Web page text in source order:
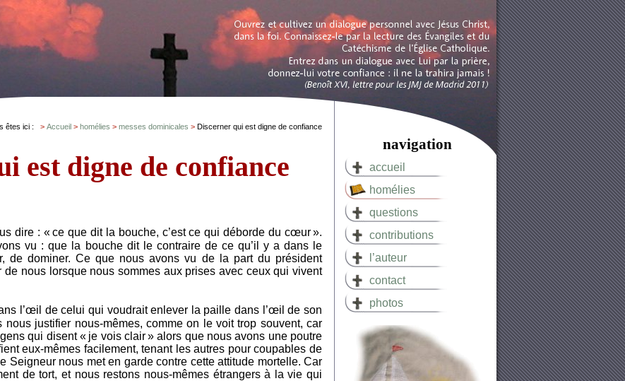
êtes ici : Accueil homélies messes dominicales Discerner qui est digne de confiance
est digne de confiance
dire : « ce que dit la bouche, c’est ce qui déborde du cœur ».
vu : que la bouche dit le contraire de ce qu’il y a dans le
de dominer. Ce que nous avons vu de la part du président
nous lorsque nous sommes aux prises avec ceux qui vivent
l’œil de celui qui voudrait enlever la paille dans l’œil de son
justifier nous-mêmes, comme on le voit trop souvent, car
qui disent « je vois clair » alors que nous avons une poutre
eux-mêmes facilement, tenant les autres pour coupables de
Seigneur nous met en garde contre cette attitude mortelle. Car
de tort, et nous restons nous-mêmes étrangers à la vie qui
navigation
accueil
homélies
questions
contributions
l’auteur
contact
photos